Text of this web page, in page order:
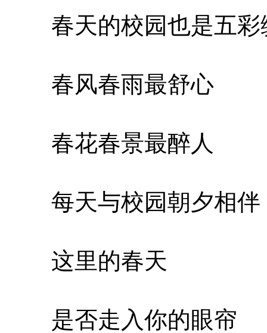
春天的校园也是五彩
春风春雨最舒心
春花春景最醉人
每天与校园朝夕相伴
这里的春天
是否走入你的眼帘